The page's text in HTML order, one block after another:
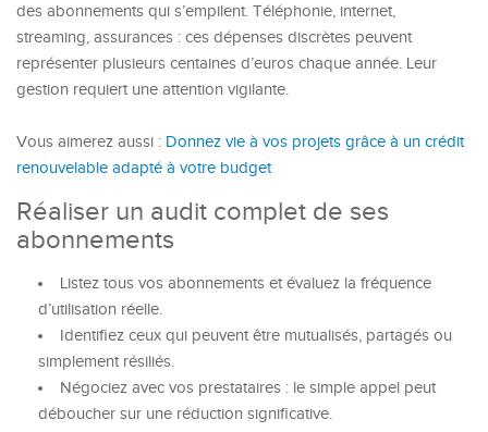
des abonnements qui s’empilent. Téléphonie, internet,
streaming, assurances : ces dépenses discrètes peuvent
représenter plusieurs centaines d’euros chaque année. Leur
gestion requiert une attention vigilante.
Vous aimerez aussi : Donnez vie à vos projets grâce à un crédit
renouvelable adapté à votre budget
Réaliser un audit complet de ses
abonnements
Listez tous vos abonnements et évaluez la fréquence
d’utilisation réelle.
Identifiez ceux qui peuvent être mutualisés, partagés ou
simplement résiliés.
Négociez avec vos prestataires : le simple appel peut
déboucher sur une réduction significative.